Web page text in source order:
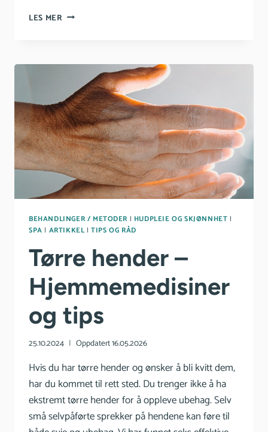
LES MER HYALURONSYRE
TRENGER
VITE
BEHANDLINGER / METODER | HUDPLEIE OG SKJØNNHET |
SPA | ARTIKKEL|TIPS OG RÅD
Tørre hender –
Hjemmemedisiner
og tips
25.10.2024 Oppdatert16.05.2026
Hvis du har tørre hender og ønsker å bli kvitt dem,
har du kommet til rett sted. Du trenger ikke å ha
ekstremt tørre hender for å oppleve ubehag. Selv
små selvpåførte sprekker på hendene kan føre til